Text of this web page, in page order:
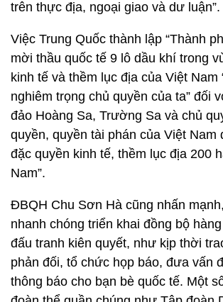
trên thực địa, ngoại giao và dư luận”.
Việc Trung Quốc thành lập “Thành
mời thầu quốc tế 9 lô dầu khí trong
kinh tế và thềm lục địa của Việt Nam
nghiêm trọng chủ quyền của ta” đối
đảo Hoàng Sa, Trường Sa và chủ
quyền, quyền tài phán của Việt Nam
đặc quyền kinh tế, thềm lục địa 200
Nam”.
ĐBQH Chu Sơn Hà cũng nhấn
nhanh chóng triển khai đồng bộ
đấu tranh kiên quyết, như kịp thời
phản đối, tổ chức họp báo, đưa vấn
thông báo cho bạn bè quốc tế. Một